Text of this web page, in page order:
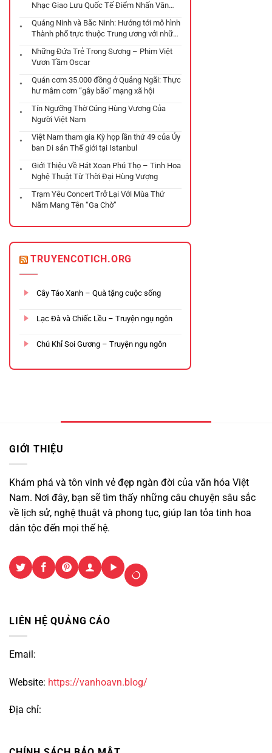
Nhạc Giao Lưu Quốc Tế Điểm Nhấn Văn
Quảng Ninh và Bắc Ninh: Hướng tới mô hình
Thành phố trực thuộc Trung ương với những
Những Đứa Trẻ Trong Sương – Phim Việt
Vươn Tầm Oscar
Quán cơm 35.000 đồng ở Quảng Ngãi: Thực
hư mâm cơm “gây bão” mạng xã hội
Tín Ngưỡng Thờ Cúng Hùng Vương Của
Người Việt Nam
Việt Nam tham gia Kỳ họp lần thứ 49 của Ủy
ban Di sản Thế giới tại Istanbul
Giới Thiệu Về Hát Xoan Phú Thọ – Tinh Hoa
Nghệ Thuật Từ Thời Đại Hùng Vượng
Trạm Yêu Concert Trở Lại Với Mùa Thứ
Năm Mang Tên “Ga Chờ”
TRUYENCOTICH.ORG
Cây Táo Xanh – Quà tặng cuộc sống
Lạc Đà và Chiếc Lều – Truyện ngụ ngôn
Chú Khỉ Soi Gương – Truyện ngụ ngôn
GIỚI THIỆU
Khám phá và tôn vinh vẻ đẹp ngàn đời của văn hóa Việt
Nam. Nơi đây, bạn sẽ tìm thấy những câu chuyện sâu sắc
về lịch sử, nghệ thuật và phong tục, giúp lan tỏa tinh hoa
dân tộc đến mọi thế hệ.
LIÊN HỆ QUẢNG CÁO
Email:
Website: https://vanhoavn.blog/
Địa chỉ: